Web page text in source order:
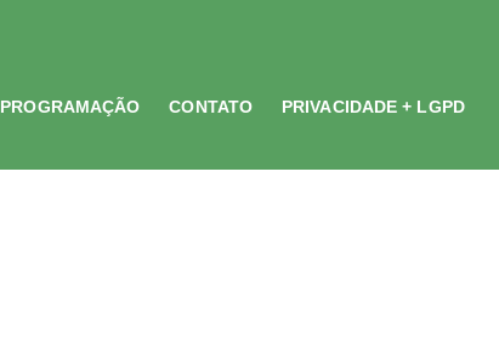
PROGRAMAÇÃO CONTATO PRIVACIDADE + LGPD